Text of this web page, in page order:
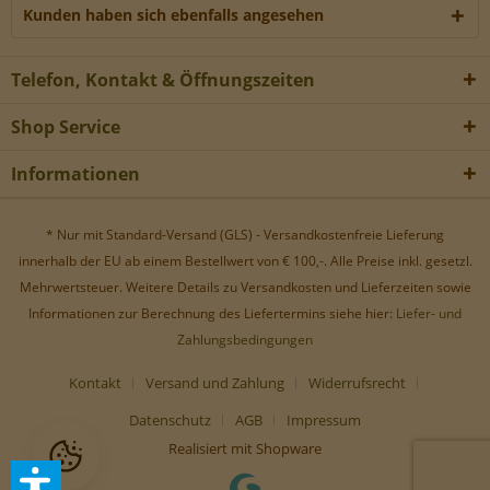
Kunden haben sich ebenfalls angesehen
Telefon, Kontakt & Öffnungszeiten
Shop Service
Informationen
* Nur mit Standard-Versand (GLS) - Versandkostenfreie Lieferung
innerhalb der EU ab einem Bestellwert von € 100,-. Alle Preise inkl. gesetzl.
Mehrwertsteuer. Weitere Details zu Versandkosten und Lieferzeiten sowie
Informationen zur Berechnung des Liefertermins siehe hier: Liefer- und
Zahlungsbedingungen
Kontakt Versand und Zahlung
Widerrufsrecht
Datenschutz
AGB
Impressum
Realisiert mit Shopware